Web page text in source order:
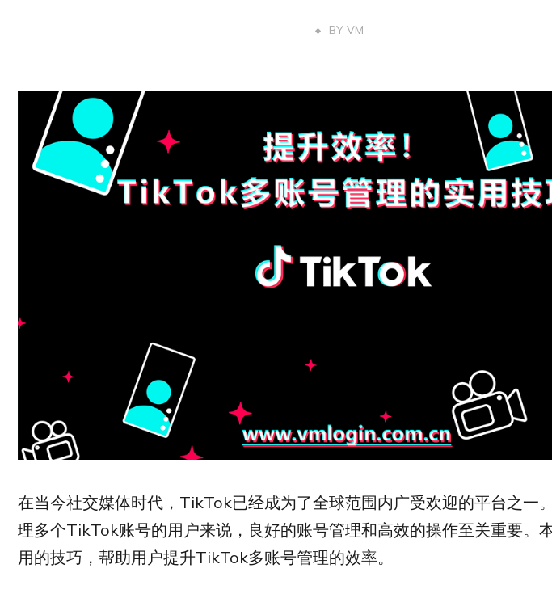
BY VM
在当今社交媒体时代，TikTok已经成为了全球范围内广受欢迎的平台之一
理多个TikTok账号的用户来说，良好的账号管理和高效的操作至关重要。
用的技巧，帮助用户提升TikTok多账号管理的效率。